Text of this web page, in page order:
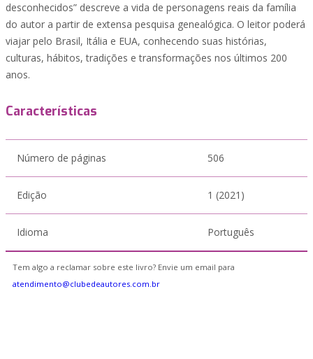
desconhecidos” descreve a vida de personagens reais da família
do autor a partir de extensa pesquisa genealógica. O leitor poderá
viajar pelo Brasil, Itália e EUA, conhecendo suas histórias,
culturas, hábitos, tradições e transformações nos últimos 200
anos.
Características
Número de páginas 506
Edição 1 (2021)
Idioma Português
Tem algo a reclamar sobre este livro? Envie um email para
atendimento@clubedeautores.com.br